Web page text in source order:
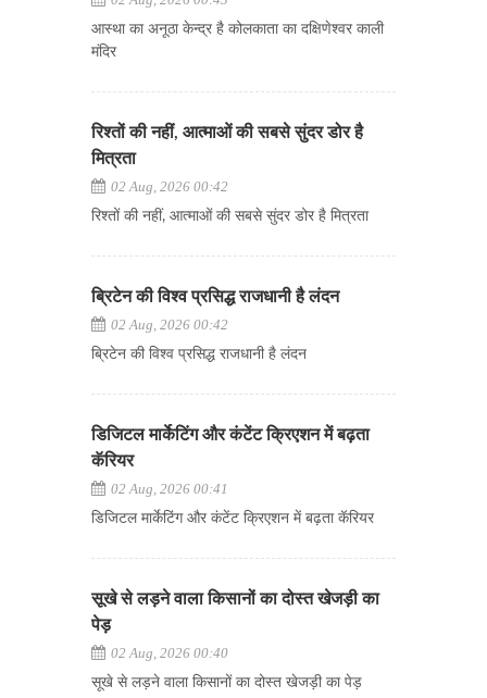
आस्था का अनूठा केन्द्र है कोलकाता का दक्षिणेश्वर काली
मंदिर
रिश्तों की नहीं, आत्माओं की सबसे सुंदर डोर है
मित्रता
02 Aug, 2026 00:42
रिश्तों की नहीं, आत्माओं की सबसे सुंदर डोर है मित्रता
ब्रिटेन की विश्व प्रसिद्ध राजधानी है लंदन
02 Aug, 2026 00:42
ब्रिटेन की विश्व प्रसिद्ध राजधानी है लंदन
डिजिटल मार्केटिंग और कंटेंट क्रिएशन में बढ़ता
कॅरियर
02 Aug, 2026 00:41
डिजिटल मार्केटिंग और कंटेंट क्रिएशन में बढ़ता कॅरियर
सूखे से लड़ने वाला किसानों का दोस्त खेजड़ी का
पेड़
02 Aug, 2026 00:40
सूखे से लड़ने वाला किसानों का दोस्त खेजड़ी का पेड़